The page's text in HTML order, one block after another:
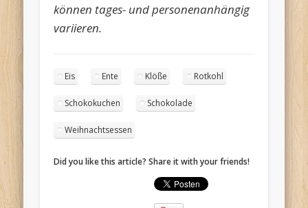
können tages- und personenanhängig
variieren.
Eis Ente Klöße Rotkohl
Schokokuchen Schokolade
Weihnachtsessen
Did you like this article? Share it with your friends!